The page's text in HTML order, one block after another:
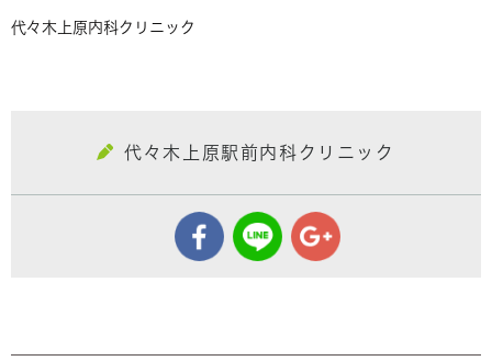
代々木上原内科クリニック
代々木上原駅前内科クリニック